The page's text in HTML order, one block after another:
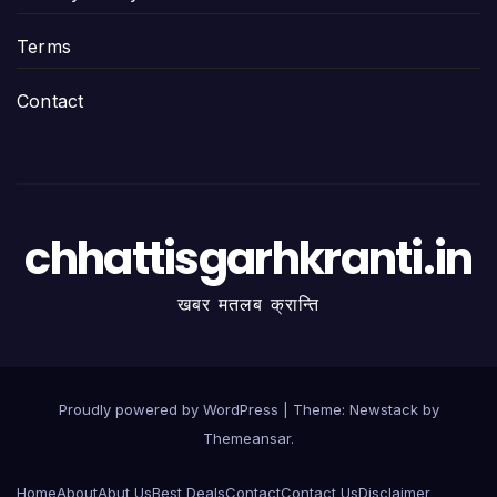
Terms
Contact
chhattisgarhkranti.in
खबर मतलब क्रान्ति
Proudly powered by WordPress Theme: Newstackby
Themeansar.
HomeAboutAbut UsBest DealsContactContact UsDisclaimer